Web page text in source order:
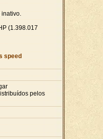
inativo.
(1.398.017
speed
pelos